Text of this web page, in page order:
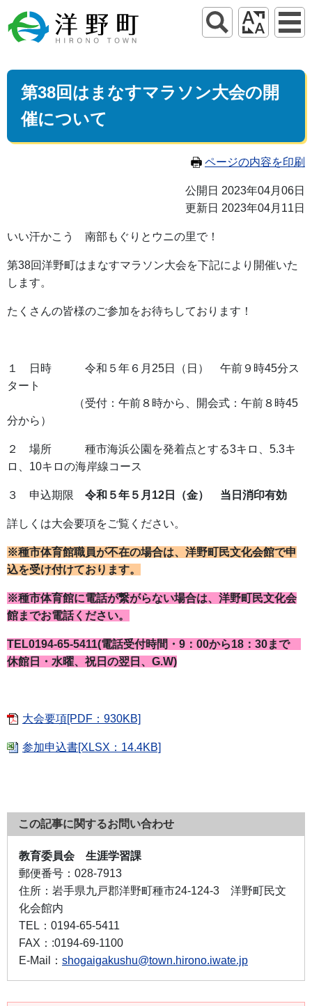
第38回はまなすマラソン大会の開
催について
ページの内容を印刷
公開日 2023年04月06日
更新日 2023年04月11日
いい汗かこう 南部もぐりとウニの里で！
第38回洋野町はまなすマラソン大会を下記により開催いた
します。
たくさんの皆様のご参加をお待ちしております！
１ 日時 令和５年６月25日（日） 午前９時45分ス
タート
（受付：午前８時から、開会式：午前８時45
分から）
２ 場所 種市海浜公園を発着点とする3キロ、5.3キ
ロ、10キロの海岸線コース
３ 申込期限 令和５年５月12日（金） 当日消印有効
詳しくは大会要項をご覧ください。
※種市体育館職員が不在の場合は、洋野町民文化会館で申
込を受け付けております。
※種市体育館に電話が繋がらない場合は、洋野町民文化会
館までお電話ください。
TEL0194-65-5411(電話受付時間・9：00から18：30まで
休館日・水曜、祝日の翌日、G.W)
大会要項[PDF：930KB]
参加申込書[XLSX：14.4KB]
この記事に関するお問い合わせ
教育委員会 生涯学習課
郵便番号： 028-7913
住所： 岩手県九戸郡洋野町種市24-124-3 洋野町民文
化会館内
TEL： 0194-65-5411
FAX： :0194-69-1100
E-Mail： shogaigakushu@town.hirono.iwate.jp